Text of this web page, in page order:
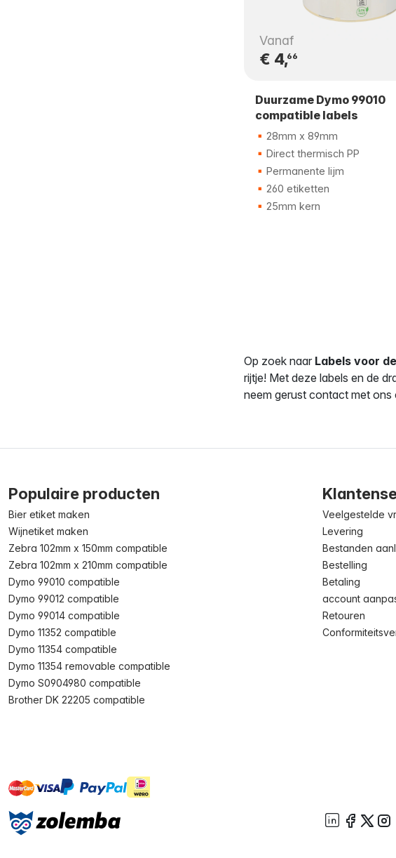
Vanaf
€ 4,66
Duurzame Dymo 99010
compatible labels
28mm x 89mm
Direct thermisch PP
Permanente lijm
260 etiketten
25mm kern
Op zoek naar Labels voor
rijtje! Met deze labels en de
neem gerust contact met
Populaire producten
Bier etiket maken
Wijnetiket maken
Zebra 102mm x 150mm compatible
Zebra 102mm x 210mm compatible
Dymo 99010 compatible
Dymo 99012 compatible
Dymo 99014 compatible
Dymo 11352 compatible
Dymo 11354 compatible
Dymo 11354 removable compatible
Dymo S0904980 compatible
Brother DK 22205 compatible
Veelgestelde
Levering
Bestanden
Bestelling
Betaling
account
Retouren
mastervisa paypal ideal